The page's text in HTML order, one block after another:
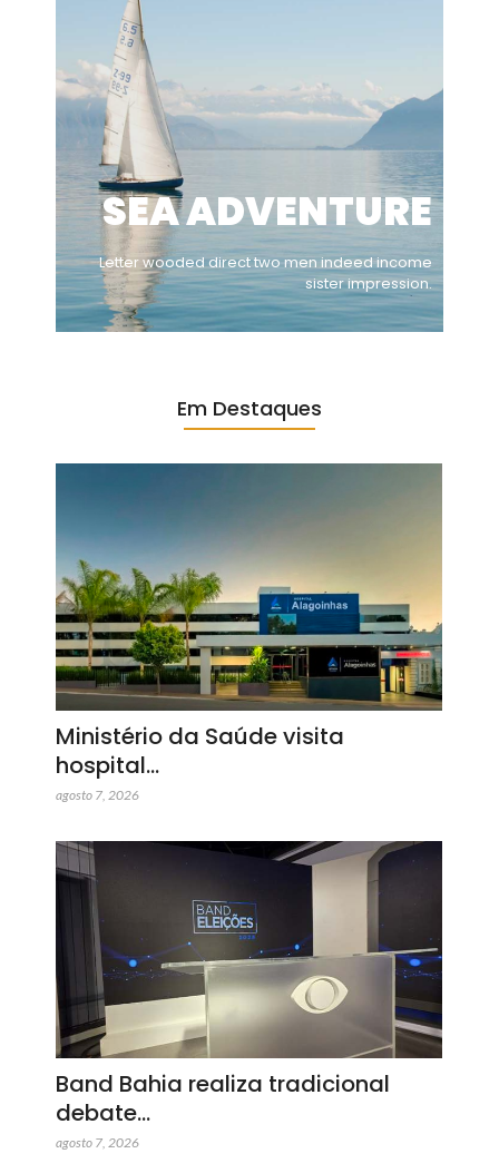
SEA ADVENTURE
Letter wooded direct two men indeed income
sister impression.
Em Destaques
Ministério da Saúde visita
hospital…
agosto 7, 2026
Band Bahia realiza tradicional
debate…
agosto 7, 2026